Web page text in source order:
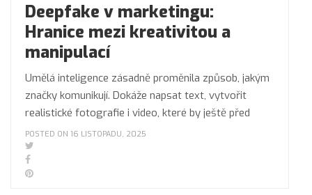
Deepfake v marketingu:
Hranice mezi kreativitou a
manipulací
Umělá inteligence zásadně proměnila způsob, jakým
značky komunikují. Dokáže napsat text, vytvořit
realistické fotografie i video, které by ještě před
POSTED ON 16 LISTOPADU, 2025